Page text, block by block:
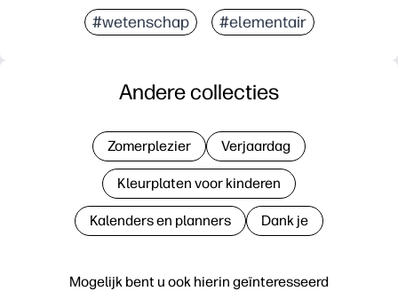
#wetenschap #elementair
Mogelijk bent u ook hierin geïnteresseerd
Andere collecties
Zomerplezier Verjaardag
Kleurplaten voor kinderen
Kalenders en planners Dank je